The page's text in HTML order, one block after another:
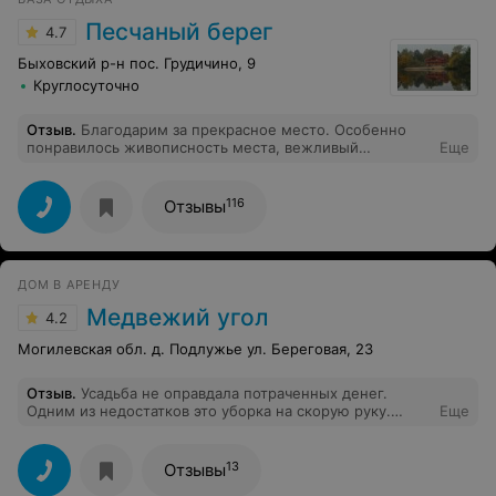
спасибо.
4.7 Песчаный берег
Быховский р-н пос. Грудичино, 9
Круглосуточно
Отзыв. Благодарим за прекрасное место. Особенно
понравилось живописность места, вежливый
Еще
Отзывы116
ДОМ В АРЕНДУ
4.2 Медвежий угол
Могилевская обл. д. Подлужье ул. Береговая, 23
Отзыв. Усадьба не оправдала потраченных денег.
Одним из недостатков это уборка на скорую руку.
напоминает что его не меняли от прежних
отдыхающих. Нет ощущения свежести. В душе сток
загрязнен. Замечен шланг с канализационного люка
Еще
Отзывы13